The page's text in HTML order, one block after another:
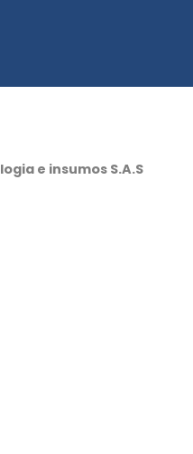
e insumos S.A.S